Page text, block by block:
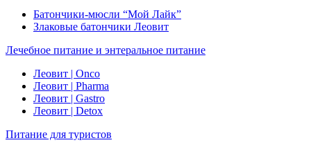
Батончики-мюсли “Мой Лайк”
Злаковые батончики Леовит
Лечебное питание и энтеральное питание
Леовит | Onco
Леовит | Pharma
Леовит | Gastro
Леовит | Detox
Питание для туристов